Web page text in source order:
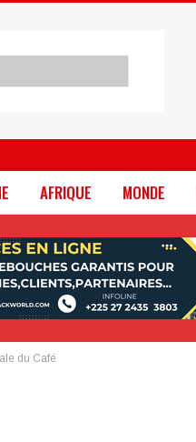
AFRIQUE MONDE
du Café